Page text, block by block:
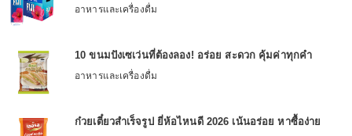
อาหารและเครื่องดื่ม
10 ขนมปังเซเว่นที่ต้องลอง! อร่อย สะดวก คุ้มค่าทุกคำ
อาหารและเครื่องดื่ม
ก๋วยเตี๋ยวสำเร็จรูป ยี่ห้อไหนดี 2026 เน้นอร่อย หาซื้อง่าย